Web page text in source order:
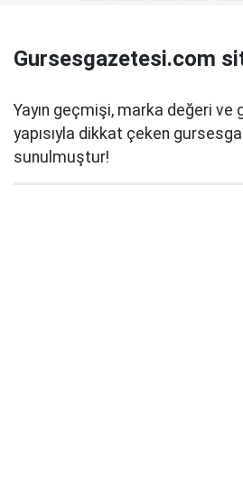
Gursesgazetesi.com
Yayın geçmişi, marka değeri ve
yapısıyla dikkat çeken
sunulmuştur!